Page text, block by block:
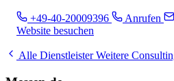
+49-40-20009396 Anrufen
Website besuchen
Alle DienstleisterWeitere